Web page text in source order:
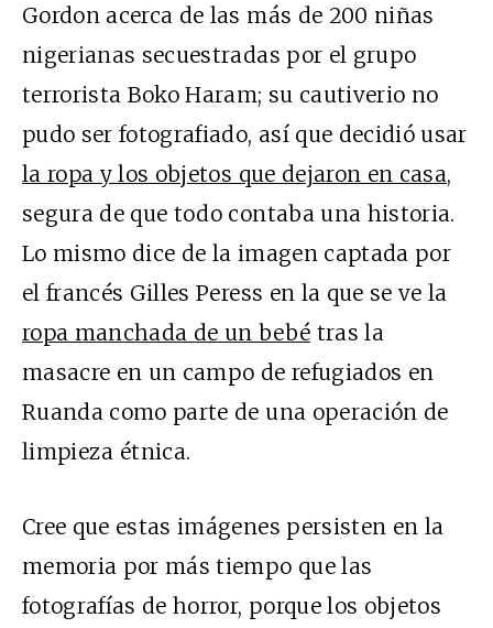
Gordon acerca de las más de 200 niñas
nigerianas secuestradas por el grupo
terrorista Boko Haram; su cautiverio no
pudo ser fotografiado, así que decidió usar
la ropa y los objetos que dejaron en casa,
segura de que todo contaba una historia.
Lo mismo dice de la imagen captada por
el francés Gilles Peress en la que se ve la
ropa manchada de un bebé tras la
masacre en un campo de refugiados en
Ruanda como parte de una operación de
limpieza étnica.
Cree que estas imágenes persisten en la
memoria por más tiempo que las
fotografías de horror, porque los objetos